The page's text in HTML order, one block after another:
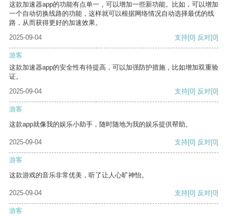
这款加速器app的功能有点单一，可以增加一些新功能。比如，可以增加
一个自动切换线路的功能，这样就可以根据网络情况自动选择最优的线
路，从而获得更好的加速效果。
2025-09-04
支持[0] 反对[0]
游客
这款加速器app的安全性有待提高，可以加强防护措施，比如增加双重验
证。
2025-09-04
支持[0] 反对[0]
游客
这款app就像我的娱乐小助手，随时随地为我的娱乐提供帮助。
2025-09-04 支持[0] 反对[0]
游客
这款游戏的音乐非常优美，听了让人心旷神怡。
2025-09-04 支持[0] 反对[0]
游客